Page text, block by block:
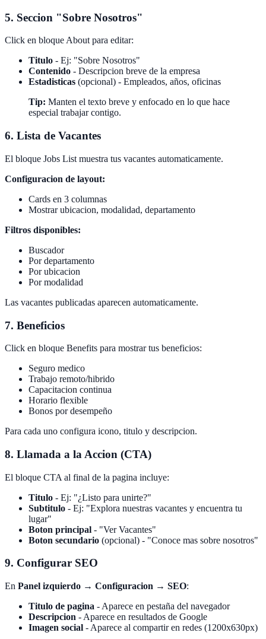
5. Seccion "Sobre Nosotros"
Click en bloque About para editar:
Titulo - Ej: "Sobre Nosotros"
Contenido - Descripcion breve de la empresa
Estadisticas (opcional) - Empleados, años, oficinas
Tip: Manten el texto breve y enfocado en lo que hace
especial trabajar contigo.
6. Lista de Vacantes
El bloque Jobs List muestra tus vacantes automaticamente.
Configuracion de layout:
Cards en 3 columnas
Mostrar ubicacion, modalidad, departamento
Filtros disponibles:
Buscador
Por departamento
Por ubicacion
Por modalidad
Las vacantes publicadas aparecen automaticamente.
7. Beneficios
Click en bloque Benefits para mostrar tus beneficios:
Seguro medico
Trabajo remoto/hibrido
Capacitacion continua
Horario flexible
Bonos por desempeño
Para cada uno configura icono, titulo y descripcion.
8. Llamada a la Accion (CTA)
El bloque CTA al final de la pagina incluye:
Titulo - Ej: "¿Listo para unirte?"
Subtitulo - Ej: "Explora nuestras vacantes y encuentra tu
lugar"
Boton principal - "Ver Vacantes"
Boton secundario (opcional) - "Conoce mas sobre nosotros"
9. Configurar SEO
En Panel izquierdo → Configuracion → SEO:
Titulo de pagina - Aparece en pestaña del navegador
Descripcion - Aparece en resultados de Google
Imagen social - Aparece al compartir en redes (1200x630px)